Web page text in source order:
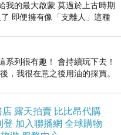
敗壞，從我手上搶過
臉盆裡在那猛刷。
一個不行，她就是說
了。
錄單。
我的最大啟蒙 莫過於上古時期
即便擁有像「支離人」這種
也未必讀
列很有趣！ 會持續玩下去！
，我很在意之後用油的採買。
很愛
店 露天拍賣 比比昂代購
登 加入聯播網 全球購物